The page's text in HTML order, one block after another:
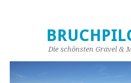
Die schönsten Gravel &